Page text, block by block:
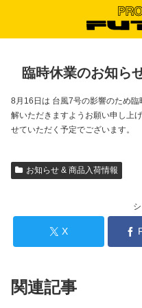
臨時休業のお知ら
8月16日は 台風7号の影響のため
解いただきますようお願い申し上
せていただく予定でございます。
お知らせ & 商品入荷情報
X
関連記事